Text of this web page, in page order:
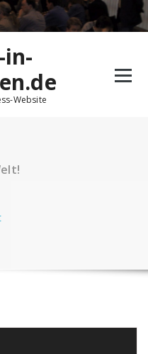
in-
Website